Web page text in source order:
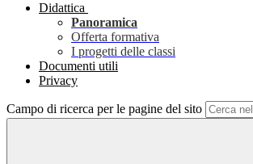
Didattica
Panoramica
Offerta formativa
I progetti delle classi
Documenti utili
Privacy
Campo di ricerca per le pagine del sito